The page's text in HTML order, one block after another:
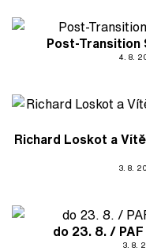
Post-Transition
4. 8.
Richard Loskot a
3. 8.
do 23. 8. /
3. 8.